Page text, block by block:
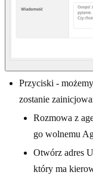
Przyciski -
zostanie
Rozmowa z
go wolnemu
Otwórz adres
który ma